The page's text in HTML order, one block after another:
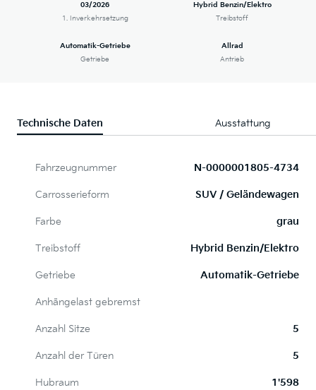
03/2026
1. Inverkehrsetzung
Hybrid Benzin/Elektro
Treibstoff
Automatik-Getriebe
Getriebe
Allrad
Antrieb
Technische Daten Ausstattung
Fahrzeugnummer N-0000001805-4734
Carrosserieform SUV / Geländewagen
Farbe grau
Treibstoff Hybrid Benzin/Elektro
Getriebe Automatik-Getriebe
Anhängelast gebremst
Anzahl Sitze 5
Anzahl der Türen 5
Hubraum 1'598